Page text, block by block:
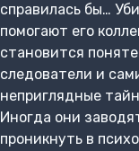
справилась бы…
помогают его
становится
следователи и
неприглядные
Иногда они
проникнуть в